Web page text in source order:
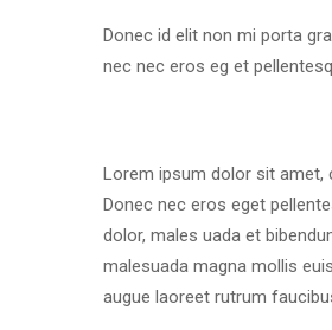
Donec id elit non mi porta
nec nec eros eg et
Lorem ipsum dolor sit amet,
Donec nec eros eget
dolor, males uada et
malesuada magna mollis
augue laoreet rutrum